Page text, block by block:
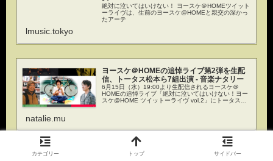
絶対に泣いてはいけない！ ヨースケ＠HOMEツイット
ーライヴは、生前のヨースケ@HOMEと親交の深かっ
たアーテ
lmusic.tokyo
ヨースケ＠HOMEの追悼ライブ第2弾を生配
信、トータス松本ら7組出演 - 音楽ナタリー
6月15日（水）19:00より生配信されるヨースケ＠
HOMEの追悼ライブ「絶対に泣いてはいけない！ヨー
スケ@HOME ツイットーライヴ vol.2」にトータス松
natalie.mu
カテゴリー トップ サイドバー